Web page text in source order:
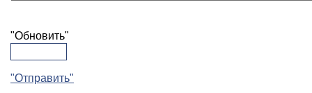
"Обновить"
"Отправить"